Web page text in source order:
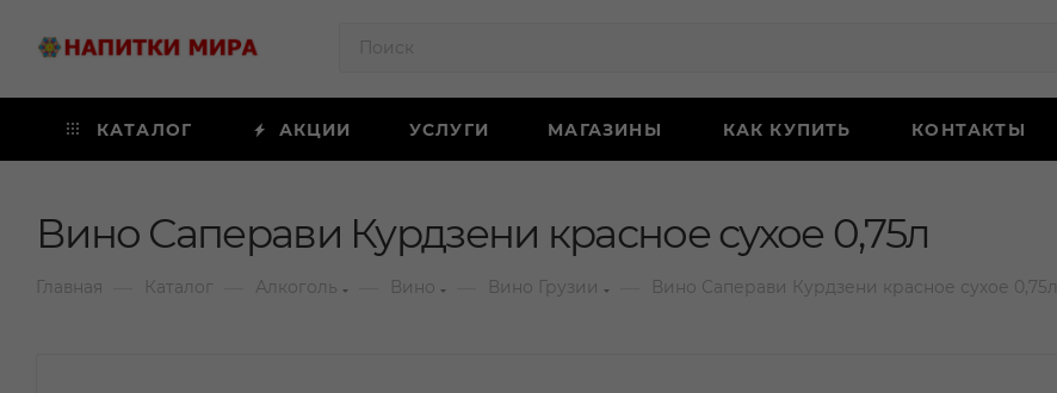
КАТАЛОГ АКЦИИ УСЛУГИ МАГАЗИНЫ КАК КУПИТЬ КОНТАКТЫ
Вино Саперави Курдзени красное сухое 0,75л
Главная Каталог Алкоголь Вино Вино Грузии Вино Саперави Курдзени красное сухое 0,75л